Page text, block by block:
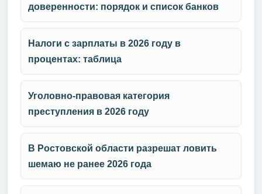
доверенности: порядок и список банков
Налоги с зарплаты в 2026 году в
процентах: таблица
Уголовно-правовая категория
преступления в 2026 году
В Ростовской области разрешат ловить
шемаю не ранее 2026 года